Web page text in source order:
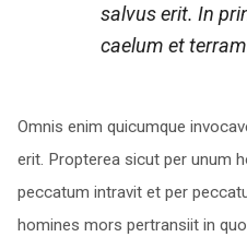
salvus erit. In
caelum et
Omnis enim quicumque
erit. Propterea sicut per unum
peccatum intravit et per
homines mors pertransiit in